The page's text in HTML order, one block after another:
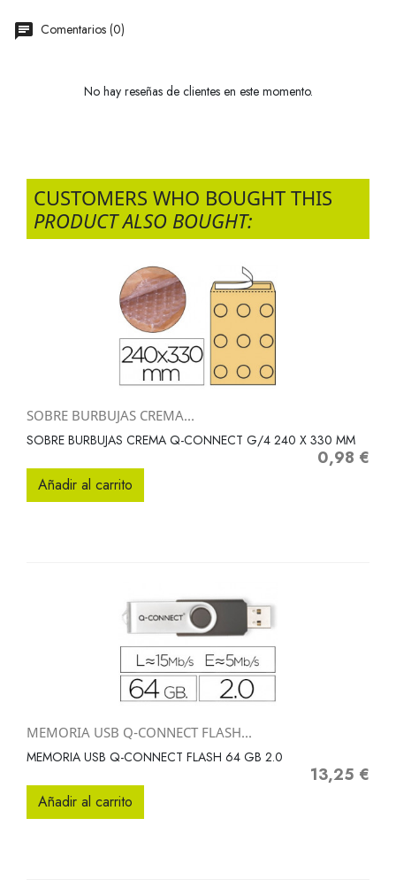
Comentarios (0)
No hay reseñas de clientes en este momento.
CUSTOMERS WHO BOUGHT THIS
PRODUCT ALSO BOUGHT:
SOBRE BURBUJAS CREMA...
SOBRE BURBUJAS CREMA Q-CONNECT G/4 240 X 330 MM
Precio
0,98 €
Añadir al carrito
MEMORIA USB Q-CONNECT FLASH...
MEMORIA USB Q-CONNECT FLASH 64 GB 2.0
Precio
13,25 €
Añadir al carrito